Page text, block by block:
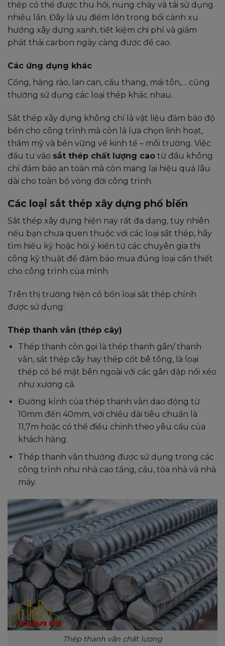
thép có thể được thu hồi, nung chảy và tái sử dụng
nhiều lần. Đây là ưu điểm lớn trong bối cảnh xu
hướng xây dựng xanh, tiết kiệm chi phí và giảm
phát thải carbon ngày càng được đề cao.
Các ứng dụng khác
Cổng, hàng rào, lan can, cầu thang, mái tôn,… cũng
thường sử dụng các loại thép khác nhau.
Sắt thép xây dựng không chỉ là vật liệu đảm bảo độ
bền cho công trình mà còn là lựa chọn linh hoạt,
thẩm mỹ và bền vững về kinh tế – môi trường. Việc
đầu tư vào sắt thép chất lượng cao từ đầu không
chỉ đảm bảo an toàn mà còn mang lại hiệu quả lâu
dài cho toàn bộ vòng đời công trình.
Các loại sắt thép xây dựng phổ biến
Sắt thép xây dựng hiện nay rất đa dạng, tuy nhiên
nếu bạn chưa quen thuộc với các loại sắt thép, hãy
tìm hiểu kỹ hoặc hỏi ý kiến từ các chuyên gia thi
công kỹ thuật để đảm bảo mua đúng loại cần thiết
cho công trình của mình.
Trên thị trường hiện có bốn loại sắt thép chính
được sử dụng:
Thép thanh vằn (thép cây)
Thép thanh còn gọi là thép thanh gân/ thanh
vằn, sắt thép cây hay thép cốt bê tông, là loại
thép có bề mặt bên ngoài với các gân dập nổi xéo
như xương cá.
Đường kính của thép thanh vằn dao động từ
10mm đến 40mm, với chiều dài tiêu chuẩn là
11,7m hoặc có thể điều chỉnh theo yêu cầu của
khách hàng.
Thép thanh vằn thường được sử dụng trong các
công trình như nhà cao tầng, cầu, tòa nhà và nhà
máy.
Thép thanh vằn chất lượng